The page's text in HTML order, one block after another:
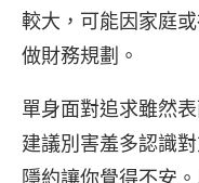
較大，可能因家庭
做財務規劃。
單身面對追求雖然
建議別害羞多認識